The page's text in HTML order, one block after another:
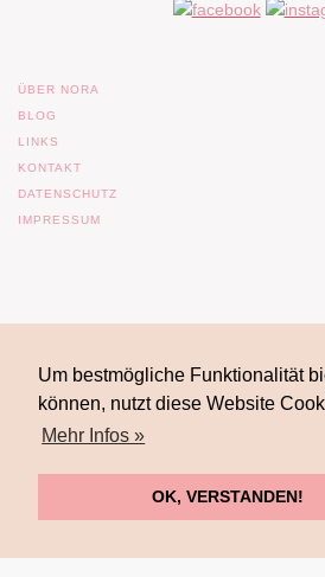
Um bestmögliche Funktionalität
können, nutzt diese Website
Mehr Infos »
OK, VERSTANDEN!
ÜBER NORA
BLOG
LINKS
KONTAKT
DATENSCHUTZ
IMPRESSUM
© 2017 Nora Imlau |Impressum | |Datenschutz|